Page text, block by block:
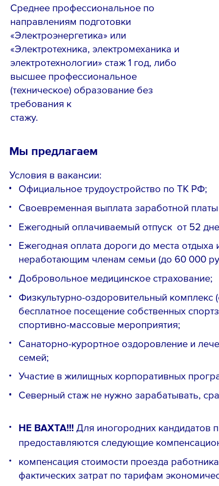
Среднее профессиональное по
направлениям подготовки
«Электроэнергетика» или
«Электротехника, электромеханика и
электротехнологии» стаж 1 год, либо
высшее профессиональное
(техническое) образование без
требования к
стажу.
Мы предлагаем
Условия в вакансии:
Официальное трудоустройство по ТК РФ;
Своевременная выплата заработной
Ежегодный оплачиваемый отпуск от 52
Ежегодная оплата дороги до места
неработающим членам семьи (до 60 000
Добровольное медицинское страхование;
Физкультурно-оздоровительный комплекс
бесплатное посещение собственных
спортивно-массовые мероприятия;
Санаторно-курортное оздоровление и
семей;
Участие в жилищных корпоративных
Северный стаж не нужно зарабатывать,
НЕ ВАХТА!!!Для иногородних кандидатов
предоставляются следующие
компенсация стоимости проезда
фактических затрат по тарифам